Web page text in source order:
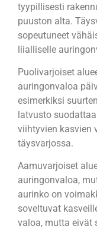
tyypillisesti
puuston alta.
sopeutuneet
liialliselle
Puolivarjoiset
auringonvaloa
esimerkiksi
latvusto
viihtyvien kasvien
täysvarjossa.
Aamuvarjoiset
auringonvaloa,
aurinko on
soveltuvat
valoa, mutta eivät